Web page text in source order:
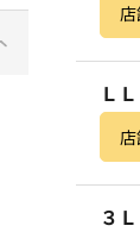
ＬＬ
３Ｌ